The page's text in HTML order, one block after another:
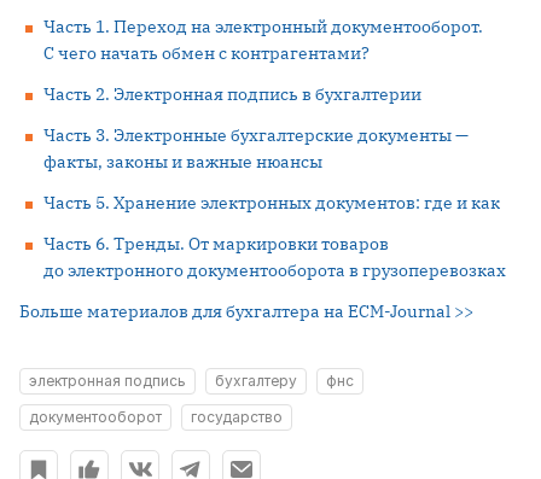
Часть 1. Переход на электронный документооборот.
С чего начать обмен с контрагентами?
Часть 2. Электронная подпись в бухгалтерии
Часть 3. Электронные бухгалтерские документы —
факты, законы и важные нюансы
Часть 5. Хранение электронных документов: где и как
Часть 6. Тренды. От маркировки товаров
до электронного документооборота в грузоперевозках
Больше материалов для бухгалтера на ECM-Journal >>
электронная подпись бухгалтеру
фнс
документооборот
государство